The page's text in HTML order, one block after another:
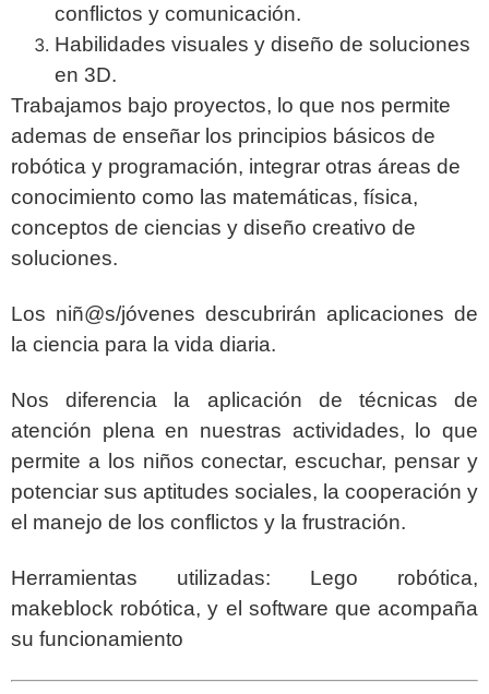
conflictos y comunicación.
Habilidades visuales y diseño de soluciones
en 3D.
Trabajamos bajo proyectos, lo que nos permite
ademas de enseñar los principios básicos de
robótica y programación, integrar otras áreas de
conocimiento como las matemáticas, física,
conceptos de ciencias y diseño creativo de
soluciones.
Los niñ@s/jóvenes descubrirán aplicaciones de
la ciencia para la vida diaria.
Nos diferencia la aplicación de técnicas de
atención plena en nuestras actividades, lo que
permite a los niños conectar, escuchar, pensar y
potenciar sus aptitudes sociales, la cooperación y
el manejo de los conflictos y la frustración.
Herramientas utilizadas: Lego robótica,
makeblock robótica, y el software que acompaña
su funcionamiento